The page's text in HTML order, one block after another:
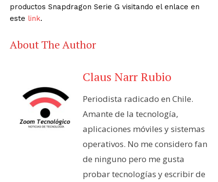
productos Snapdragon Serie G visitando el enlace en
este link.
About The Author
Claus Narr Rubio
Periodista radicado en Chile.
Amante de la tecnología,
aplicaciones móviles y sistemas
operativos. No me considero fan
de ninguno pero me gusta
probar tecnologías y escribir de